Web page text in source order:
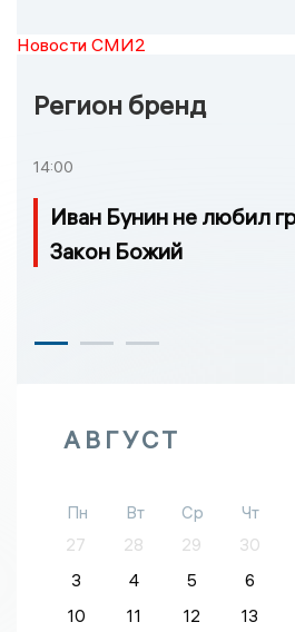
Новости СМИ2
Регион бренд
14:00
Иван Бунин не любил
Закон Божий
АВГУСТ
Пн Вт Ср Чт
27
28 29 30
3
4 5 6
10
11 12 13